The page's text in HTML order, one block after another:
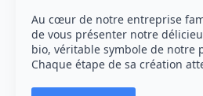
Au cœur de notre entreprise
de vous présenter notre
bio, véritable symbole de notre
Chaque étape de sa création